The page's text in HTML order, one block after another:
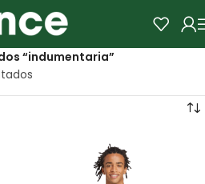
“indumentaria”